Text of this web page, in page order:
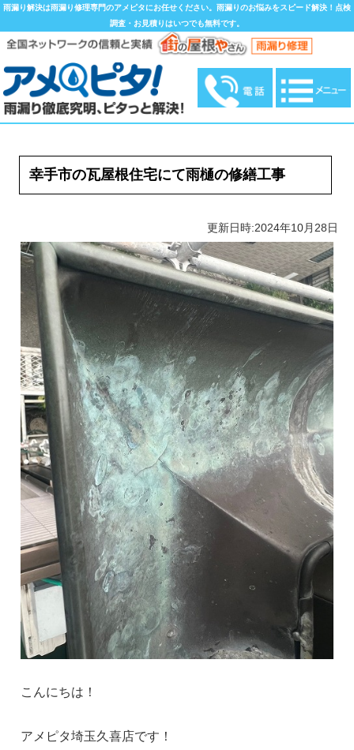
雨漏り解決は雨漏り修理専門のアメピタにお任せください。雨漏りのお悩みをスピード解決！点検
調査・お見積りはいつでも無料です。
幸手市の瓦屋根住宅にて雨樋の修繕工事
更新日時:2024年10月28日
こんにちは！
アメピタ埼玉久喜店です！